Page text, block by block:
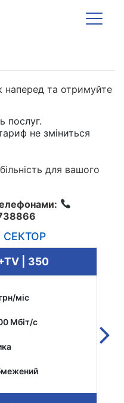
наперед та отримуйте
послуг.
не зміниться
для вашого
СЕКТОР
| 350
міс
Мбіт/c